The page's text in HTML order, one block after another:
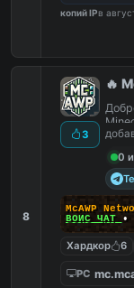
копий IPв
8
3
🔥
0
McAWP
ВОЙС ЧАТ
•
Хардкор 6
PC